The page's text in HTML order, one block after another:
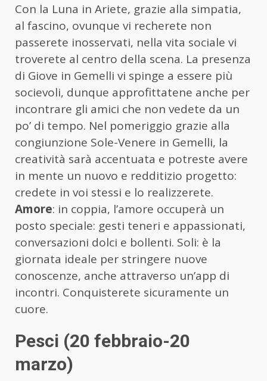
Con la Luna in Ariete, grazie alla simpatia,
al fascino, ovunque vi recherete non
passerete inosservati, nella vita sociale vi
troverete al centro della scena. La presenza
di Giove in Gemelli vi spinge a essere più
socievoli, dunque approfittatene anche per
incontrare gli amici che non vedete da un
po’ di tempo. Nel pomeriggio grazie alla
congiunzione Sole-Venere in Gemelli, la
creatività sarà accentuata e potreste avere
in mente un nuovo e redditizio progetto:
credete in voi stessi e lo realizzerete.
Amore: in coppia, l’amore occuperà un
posto speciale: gesti teneri e appassionati,
conversazioni dolci e bollenti. Soli: è la
giornata ideale per stringere nuove
conoscenze, anche attraverso un’app di
incontri. Conquisterete sicuramente un
cuore.
Pesci (20 febbraio-20
marzo)